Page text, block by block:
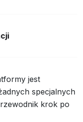
jest
specjalnych
krok po